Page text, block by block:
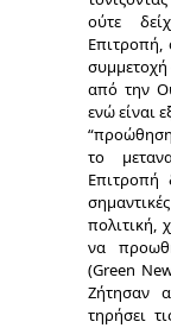
ούτε
Επιτροπή,
από την
ενώ είναι
το
Επιτροπή
πολιτική,
να
(Green
Ζήτησαν
τηρήσει